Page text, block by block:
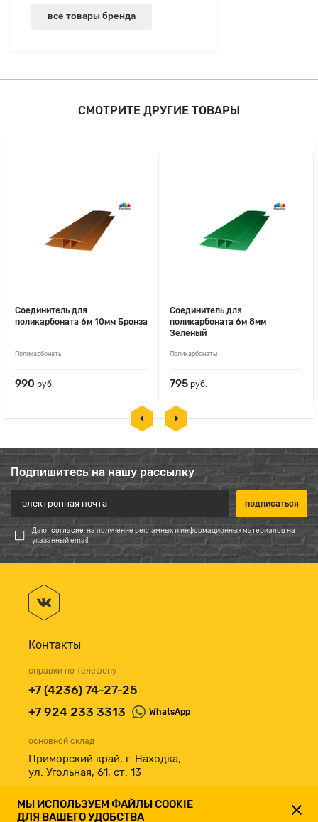
все товары бренда
СМОТРИТЕ ДРУГИЕ ТОВАРЫ
Соединитель для
поликарбоната 6м 10мм Бронза
Поликарбонаты
990 руб.
Соединитель для
поликарбоната 6м 8мм
Зеленый
Поликарбонаты
795 руб.
Подпишитесь на нашу рассылку
Даю согласие на получение рекламных и информационных материалов на
указанный email
Контакты
справки по телефону
+7 (4236) 74-27-25
+7 924 233 3313
WhatsApp
основной склад
Приморский край, г. Находка,
ул. Угольная, 61, ст. 13
принимаем к оплате
МЫ ИСПОЛЬЗУЕМ ФАЙЛЫ COOKIE
ДЛЯ ВАШЕГО УДОБСТВА